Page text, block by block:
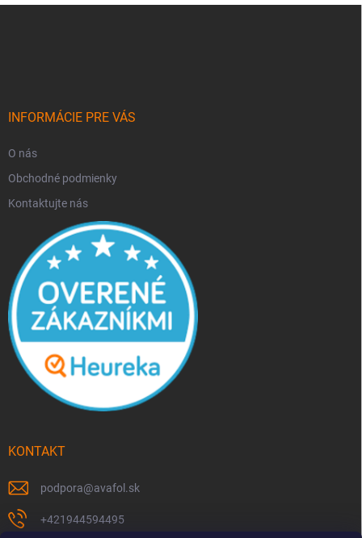
INFORMÁCIE PRE VÁS
O nás
Obchodné podmienky
Kontaktujte nás
KONTAKT
podpora@avafol.sk
+421944594495